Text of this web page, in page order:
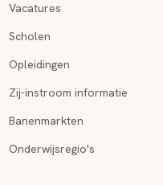
Vacatures
Scholen
Opleidingen
Zij-instroom informatie
Banenmarkten
Onderwijsregio's